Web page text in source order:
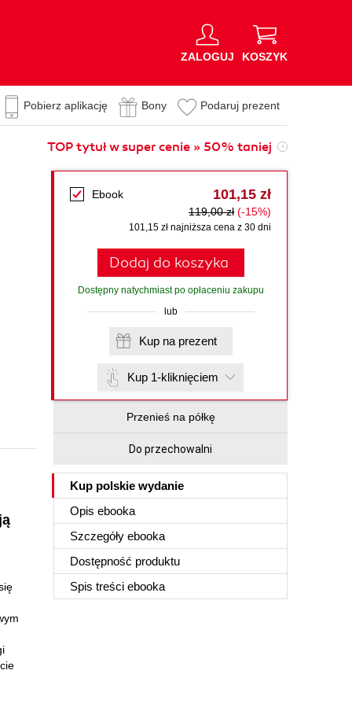
ZALOGUJ KOSZYK
Pobierz aplikację Bony Podaruj prezent
TOP tytuł w super cenie » 50% taniej
Ebook 101,15 zł
119,00 zł (-15%)
101,15 zł najniższa cena z 30 dni
Dodaj do koszyka
Dostępny natychmiast po opłaceniu zakupu
lub
Kup na prezent
Kup 1-kliknięciem
Przenieś na półkę
Do przechowalni
Kup polskie wydanie
Opis ebooka
Szczegóły ebooka
Dostępność produktu
Spis treści ebooka